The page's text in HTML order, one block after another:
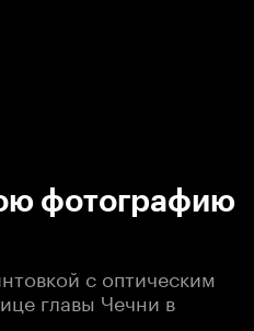
фотографию
с оптическим
главы Чечни в